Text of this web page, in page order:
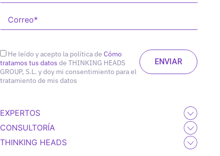
He leído y acepto la política de Cómo
tratamos tus datos de THINKING HEADS
GROUP, S.L. y doy mi consentimiento para el
tratamiento de mis datos
EXPERTOS
CONSULTORÍA
THINKING HEADS